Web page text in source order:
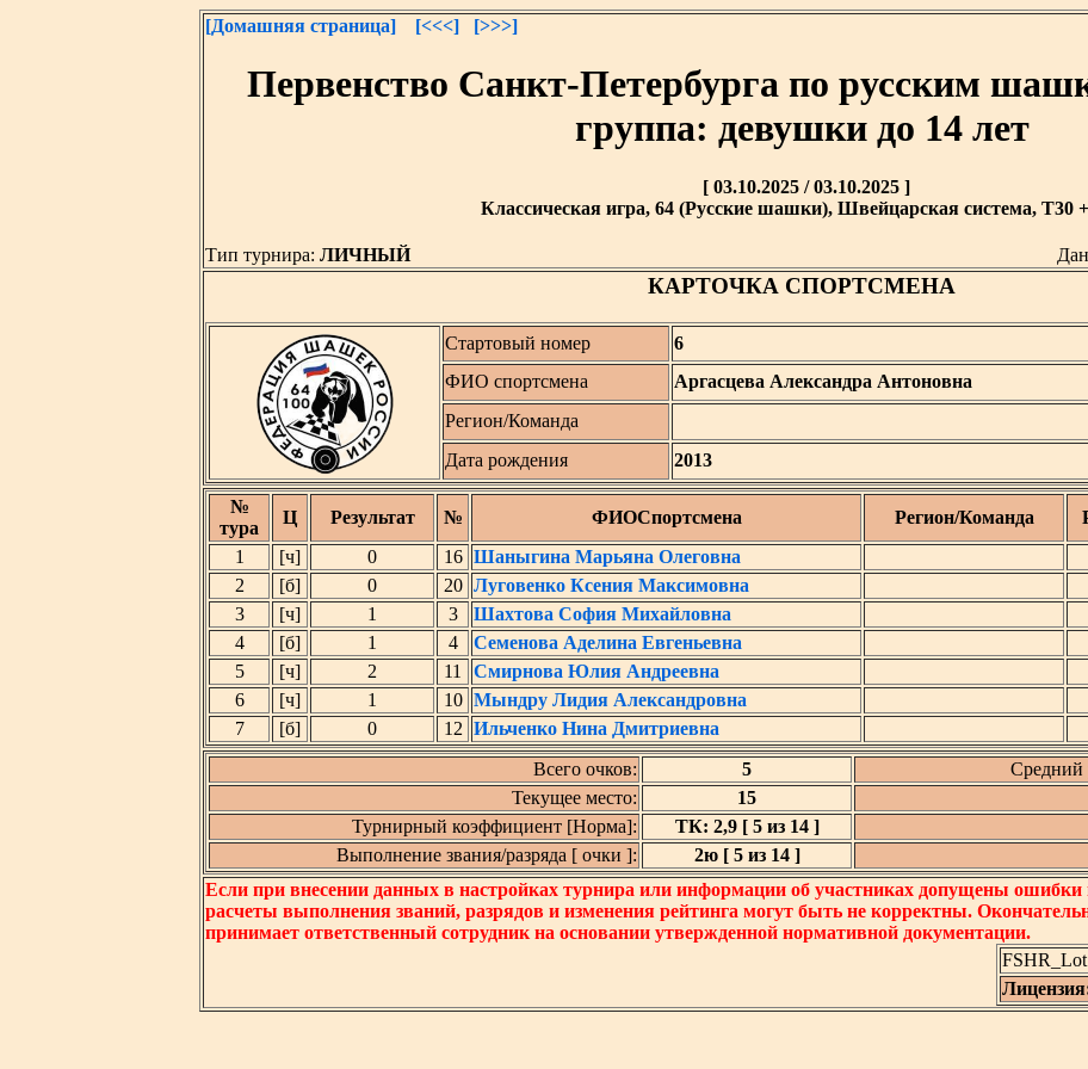
[Домашняя страница] [<<<] [>>>]
Первенство Санкт-Петербурга по русским
группа: девушки до 14 лет
[ 03.10.2025 / 03.10.2025 ]
Классическая игра, 64 (Русские шашки), Швейцарская система, T30
Тип турнира: ЛИЧНЫЙ
КАРТОЧКА СПОРТСМЕНА
Стартовый номер 6
ФИО спортсмена
Аргасцева Александра Антоновна
Регион/Команда
Дата рождения
2013
№
тура
Ц Результат № ФИОСпортсмена Регион/Команда
1
[ч] 0 16 Шаныгина Марьяна Олеговна
2
[б] 0 20 Луговенко Ксения Максимовна
3
[ч] 1 3 Шахтова София Михайловна
4
[б] 1 4 Семенова Аделина Евгеньевна
5
[ч] 2 11 Смирнова Юлия Андреевна
6
[ч] 1 10 Мындру Лидия Александровна
7
[б] 0 12 Ильченко Нина Дмитриевна
Всего очков:
5
Средний
Текущее место:
15
Турнирный коэффициент [Норма]:
ТК: 2,9 [ 5 из 14 ]
Выполнение звания/разряда [ очки ]:
2ю [ 5 из 14 ]
Если при внесении данных в настройках турнира или информации об участниках допущены ошибки
расчеты выполнения званий, разрядов и изменения рейтинга могут быть не корректны.
принимает ответственный сотрудник на основании утвержденной нормативной документации.